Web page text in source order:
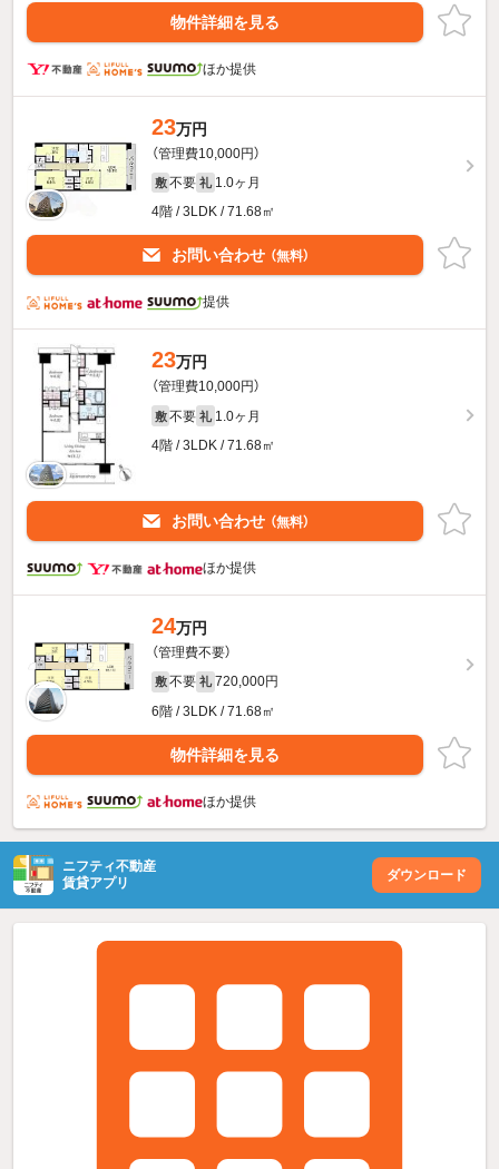
物件詳細を見る
ほか提供
23万円
（管理費10,000円）
敷 不要 礼 1.0ヶ月
4階 / 3LDK / 71.68㎡
お問い合わせ （無料）
提供
23万円
（管理費10,000円）
敷 不要 礼 1.0ヶ月
4階 / 3LDK / 71.68㎡
お問い合わせ （無料）
ほか提供
24万円
（管理費不要）
敷 不要 礼 720,000円
6階 / 3LDK / 71.68㎡
物件詳細を見る
ほか提供
ニフティ不動産
賃貸アプリ
ダウンロード